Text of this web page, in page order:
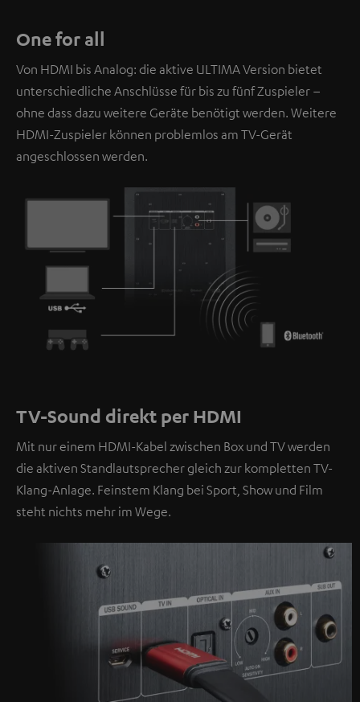
One for all
Von HDMI bis Analog: die aktive ULTIMA Version bietet
unterschiedliche Anschlüsse für bis zu fünf Zuspieler –
ohne dass dazu weitere Geräte benötigt werden. Weitere
HDMI-Zuspieler können problemlos am TV-Gerät
angeschlossen werden.
TV-Sound direkt per HDMI
Mit nur einem HDMI-Kabel zwischen Box und TV werden
die aktiven Standlautsprecher gleich zur kompletten TV-
Klang-Anlage. Feinstem Klang bei Sport, Show und Film
steht nichts mehr im Wege.